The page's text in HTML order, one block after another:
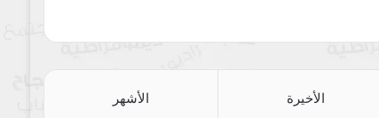
الأخيرة الأشهر